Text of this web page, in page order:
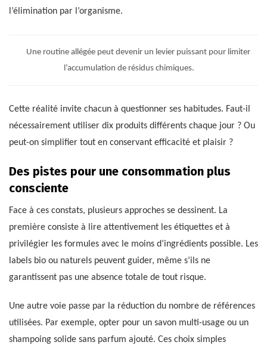
l’élimination par l’organisme.
Une routine allégée peut devenir un levier puissant pour limiter
l’accumulation de résidus chimiques.
Cette réalité invite chacun à questionner ses habitudes. Faut-il
nécessairement utiliser dix produits différents chaque jour ? Ou
peut-on simplifier tout en conservant efficacité et plaisir ?
Des pistes pour une consommation plus
consciente
Face à ces constats, plusieurs approches se dessinent. La
première consiste à lire attentivement les étiquettes et à
privilégier les formules avec le moins d’ingrédients possible. Les
labels bio ou naturels peuvent guider, même s’ils ne
garantissent pas une absence totale de tout risque.
Une autre voie passe par la réduction du nombre de références
utilisées. Par exemple, opter pour un savon multi-usage ou un
shampoing solide sans parfum ajouté. Ces choix simples